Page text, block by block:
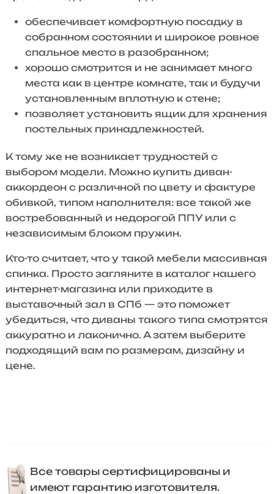
обеспечивает комфортную посадку в
собранном состоянии и широкое ровное
спальное место в разобранном;
хорошо смотрится и не занимает много
места как в центре комнате, так и будучи
установленным вплотную к стене;
позволяет установить ящик для хранения
постельных принадлежностей.
К тому же не возникает трудностей с
выбором модели. Можно купить диван-
аккордеон с различной по цвету и фактуре
обивкой, типом наполнителя: все такой же
востребованный и недорогой ППУ или с
независимым блоком пружин.
Кто-то считает, что у такой мебели массивная
спинка. Просто загляните в каталог нашего
интернет-магазина или приходите в
выставочный зал в СПб — это поможет
убедиться, что диваны такого типа смотрятся
аккуратно и лаконично. А затем выберите
подходящий вам по размерам, дизайну и
цене.
Все товары сертифицированы и
имеют гарантию изготовителя.